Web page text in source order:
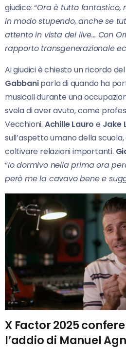
giudice: “Ora è tutto fantastico,
in modo stupendo, anche se
attento in vista dei live… Con
rapporto transgenerazionale
Ai giudici è chiesto un ricordo
Gabbaniparla di quando ha
musicali durante una
svela di aver avuto, come
Vecchioni. Achille Lauroe Jake
sull’aspetto umano della
coltivare relazioni importanti.
“Io dormivo nella prima ora
però me la cavavo bene e
X Factor 2025
l’addio di Manuel